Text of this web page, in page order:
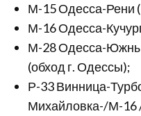
М-15 Одесса-Рени
М-16 Одесса-
М-28 Одесса-
(обход г. Одессы);
Р-33 Винница-
Михайловка-/М-16